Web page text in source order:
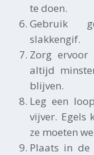
te doen.
Gebruik
slakkengif.
Zorg
altijd
blijven.
Leg een
vijver. Egels
ze moeten
Plaats in de